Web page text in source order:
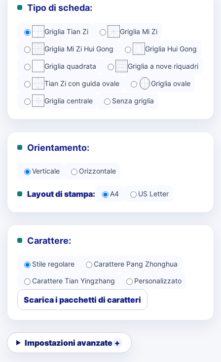
Tipo di scheda:
Griglia Tian Zi Griglia Mi Zi
Griglia Mi Zi Hui Gong Griglia Hui Gong
Griglia quadrata Griglia a nove riquadri
Tian Zi con guida ovale Griglia ovale
Griglia centrale Senza griglia
Orientamento:
Verticale Orizzontale
Layout di stampa: A4 US Letter
Carattere:
Stile regolare
Carattere Pang Zhonghua
Carattere Tian Yingzhang
Personalizzato
Scarica i pacchetti di caratteri
Impostazioni avanzate